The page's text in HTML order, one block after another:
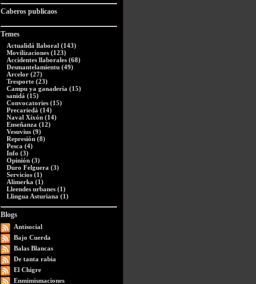
Caberos publicaos
Temes
Actualidá llaboral (143)
Movilizaciones (123)
Accidentes llaborales (68)
Desmantelamientu (49)
Arcelor (27)
Tresporte (23)
Campu ya ganadería (15)
sanidá (15)
Convocatories (15)
Precariedá (14)
Naval Xixón (14)
Enseñanza (12)
Vesuvius (9)
Represión (8)
Pesca (4)
Info (3)
Opinión (3)
Duro Felguera (3)
Servicios (1)
Alimerka (1)
Lleendes urbanes (1)
Llingua Asturiana (1)
Blogs
Antisocial
Bajo Cuerda
Balas Blancas
De tanta rabia
El Chigre
Enmimismaciones